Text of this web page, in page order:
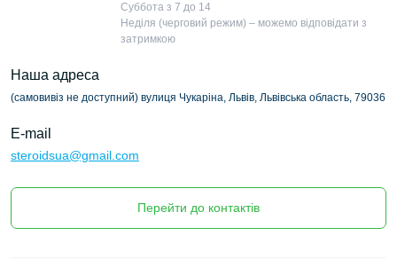
Суббота з 7 до 14
Неділя (черговий режим) – можемо відповідати з
затримкою
Наша адреса
(самовивіз не доступний) вулиця Чукаріна, Львів, Львівська область, 79036
E-mail
steroidsua@gmail.com
Перейти до контактів